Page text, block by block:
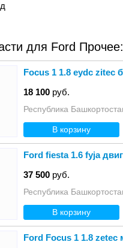
для Ford Прочее:
Focus 1 1.8 eydc zitec
18 100 руб.
Республика
В корзину
Ford fiesta 1.6 fyja
37 500 руб.
Республика
В корзину
Ford Focus 1 1.8 zetec